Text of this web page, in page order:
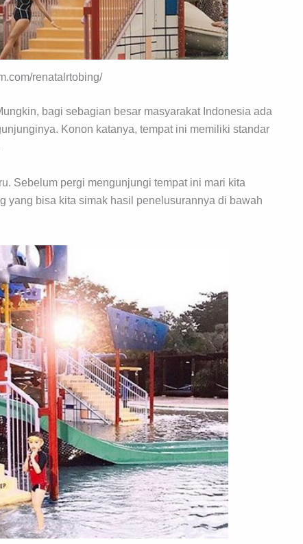
renatalrtobing/
bagi sebagian besar masyarakat Indonesia ada
Konon katanya, tempat ini memiliki standar
Sebelum pergi mengunjungi tempat ini mari kita
yang bisa kita simak hasil penelusurannya di bawah